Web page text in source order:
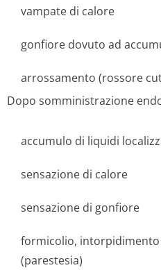
vampate di calore
gonfiore dovuto ad
arrossamento (rossore
Dopo somministrazione
accumulo di liquidi
sensazione di calore
sensazione di gonfiore
formicolio,
(parestesia)